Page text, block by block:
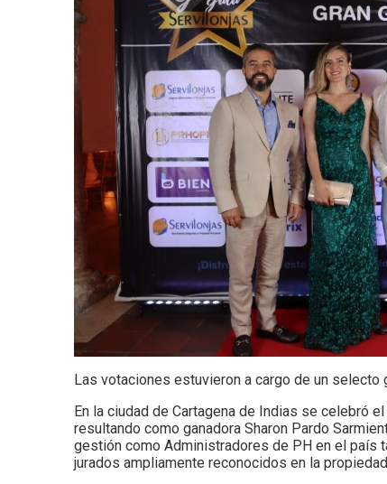
Las votaciones estuvieron a cargo de un
En la ciudad de Cartagena de Indias se celebró
resultando como ganadora Sharon Pardo
gestión como Administradores de PH en el país
jurados ampliamente reconocidos en la